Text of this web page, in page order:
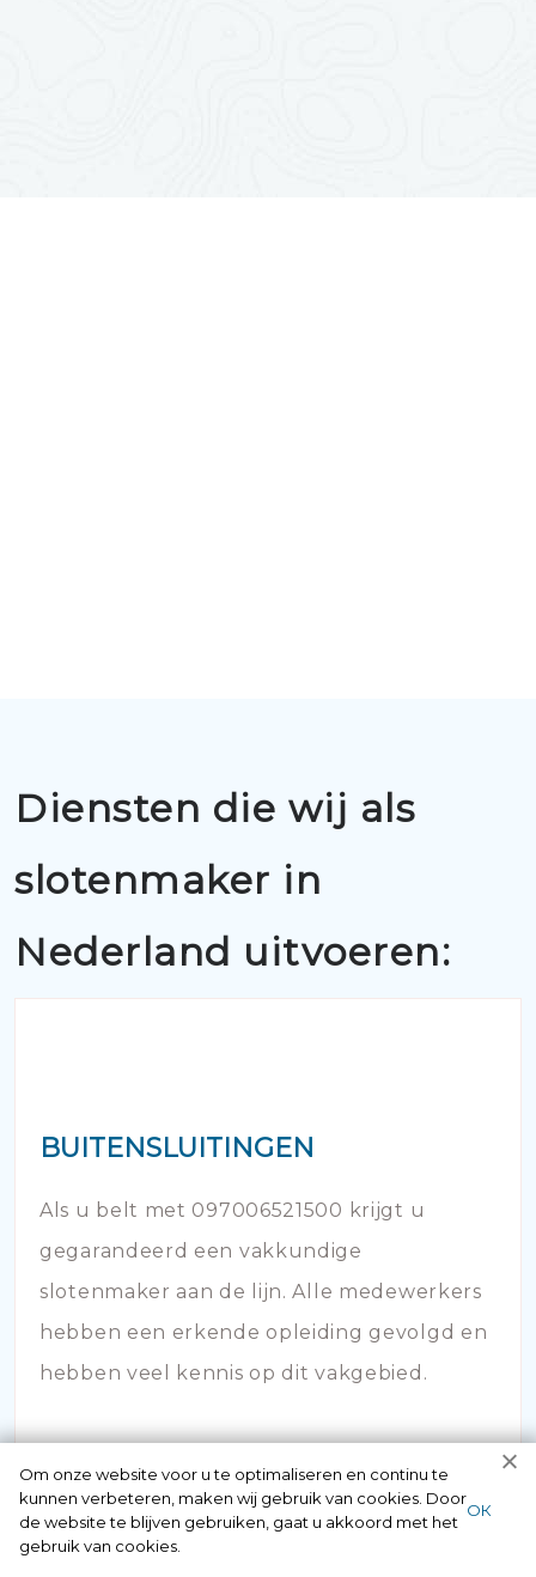
Diensten die wij als
slotenmaker in
Nederland uitvoeren:
BUITENSLUITINGEN
Als u belt met 097006521500 krijgt u
gegarandeerd een vakkundige
slotenmaker aan de lijn. Alle medewerkers
hebben een erkende opleiding gevolgd en
hebben veel kennis op dit vakgebied.
Om onze website voor u te optimaliseren en continu te
kunnen verbeteren, maken wij gebruik van cookies. Door
de website te blijven gebruiken, gaat u akkoord met het
gebruik van cookies.
ОК